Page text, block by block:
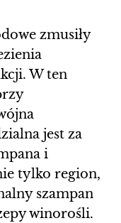
zmusiły
W ten
jest za
i
tylko region,
szampan
winorośli.